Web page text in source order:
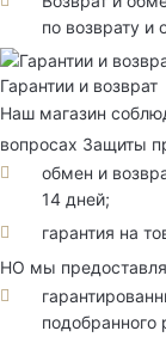
по возврату и
Гарантии и возврат
Наш магазин
вопросах Защиты
обмен и
14 дней;
гарантия на
НО мы
подобранного